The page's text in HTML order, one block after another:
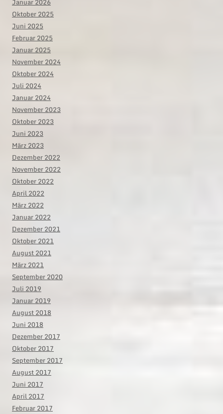
Oktober 2025
Juni 2025
Februar 2025
Januar 2025
November 2024
Oktober 2024
Juli 2024
Januar 2024
November 2023
Oktober 2023
Juni 2023
März 2023
Dezember 2022
November 2022
Oktober 2022
April 2022
März 2022
Januar 2022
Dezember 2021
Oktober 2021
August 2021
März 2021
September 2020
Juli 2019
Januar 2019
August 2018
Juni 2018
Dezember 2017
Oktober 2017
September 2017
August 2017
Juni 2017
April 2017
Februar 2017